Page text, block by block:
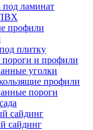
ламинат
профили
плитку
и профили
уголки
профили
пороги
сайдинг
сайдинг